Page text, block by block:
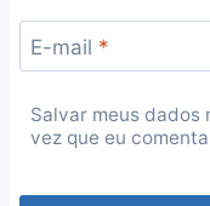
E-mail *
Salvar meus dados
vez que eu